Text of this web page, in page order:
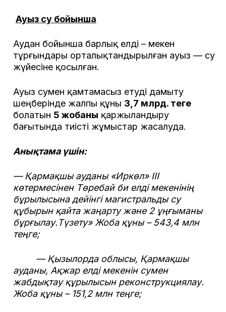
Ауыз су бойынша
Аудан бойынша барлық елді – мекен
тұрғындары орталықтандырылған ауыз — су
жүйесіне қосылған.
Ауыз сумен қамтамасыз етуді дамыту
шеңберінде жалпы құны 3,7 млрд. теңге
болатын 5 жобаны қаржыландыру
бағытында тиісті жұмыстар жасалуда.
Анықтама үшін:
— Қармақшы ауданы «Иркөл» ІІІ
көтермесінен Төребай би елді мекенінің
бұрылысына дейінгі магистральды су
құбырын қайта жаңарту және 2 ұңғыманы
бұрғылау.Түзету» Жоба құны – 543,4 млн
теңге;
— Қызылорда облысы, Қармақшы
ауданы, Ақжар елді мекенін сумен
жабдықтау құрылысын реконструкциялау.
Жоба құны – 151,2 млн теңге;